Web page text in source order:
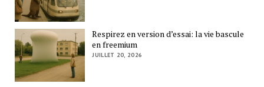
Respirez en version d’essai: la vie bascule
en freemium
JUILLET 20, 2026